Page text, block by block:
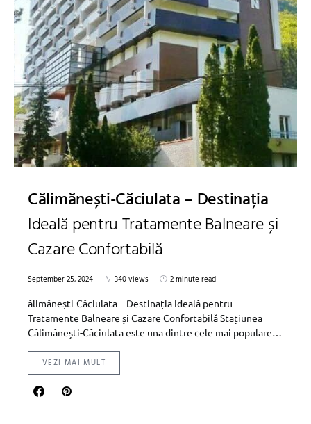
Călimănești-Căciulata – Destinația
Ideală pentru Tratamente Balneare și
Cazare Confortabilă
September 25, 2024 340 views
2 minute read
ălimănești-Căciulata – Destinația Ideală pentru
Tratamente Balneare și Cazare Confortabilă Stațiunea
Călimănești-Căciulata este una dintre cele mai populare…
VEZI MAI MULT